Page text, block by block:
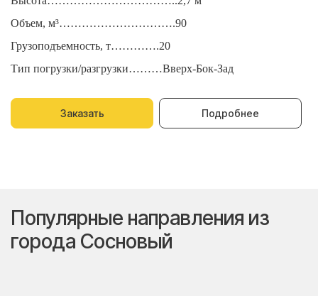
Объем, м³………………………….90
Грузоподъемность, т………….20
Тип погрузки/разгрузки………Вверх-Бок-Зад
Заказать Подробнее
Популярные направления из
города Сосновый